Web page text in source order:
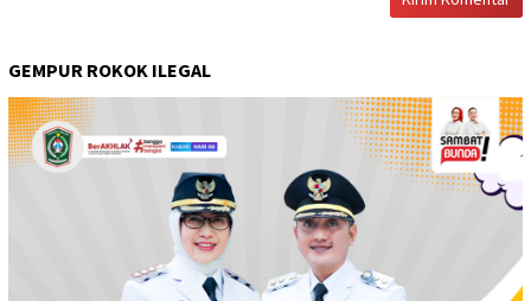
GEMPUR ROKOK ILEGAL